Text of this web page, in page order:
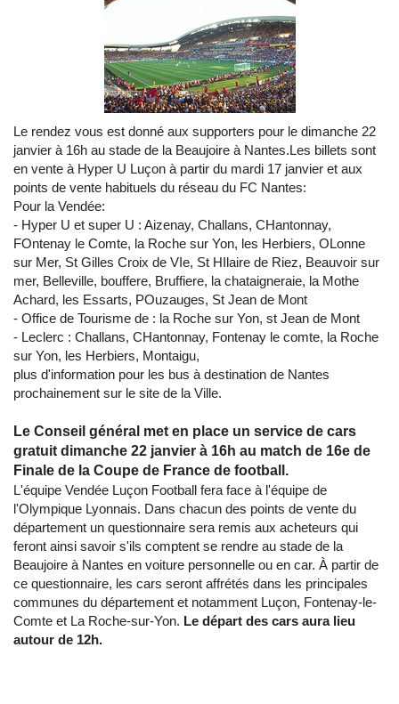
Le rendez vous est donné aux supporters pour le dimanche 22
janvier à 16h au stade de la Beaujoire à Nantes.Les billets sont
en vente à Hyper U Luçon à partir du mardi 17 janvier et aux
points de vente habituels du réseau du FC Nantes:
Pour la Vendée:
- Hyper U et super U : Aizenay, Challans, CHantonnay,
FOntenay le Comte, la Roche sur Yon, les Herbiers, OLonne
sur Mer, St Gilles Croix de VIe, St HIlaire de Riez, Beauvoir sur
mer, Belleville, bouffere, Bruffiere, la chataigneraie, la Mothe
Achard, les Essarts, POuzauges, St Jean de Mont
- Office de Tourisme de : la Roche sur Yon, st Jean de Mont
- Leclerc : Challans, CHantonnay, Fontenay le comte, la Roche
sur Yon, les Herbiers, Montaigu,
plus d'information pour les bus à destination de Nantes
prochainement sur le site de la Ville.
Le Conseil général met en place un service de cars
gratuit dimanche 22 janvier à 16h au match de 16e de
Finale de la Coupe de France de football.
L'équipe Vendée Luçon Football fera face à l'équipe de
l'Olympique Lyonnais. Dans chacun des points de vente du
département un questionnaire sera remis aux acheteurs qui
feront ainsi savoir s'ils comptent se rendre au stade de la
Beaujoire à Nantes en voiture personnelle ou en car. À partir de
ce questionnaire, les cars seront affrétés dans les principales
communes du département et notamment Luçon, Fontenay-le-
Comte et La Roche-sur-Yon. Le départ des cars aura lieu
autour de 12h.